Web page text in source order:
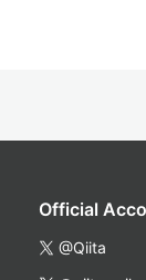
Official
@Qiita